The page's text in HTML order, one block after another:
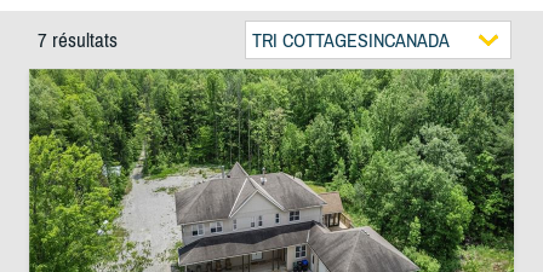
7 résultats TRI COTTAGESINCANADA